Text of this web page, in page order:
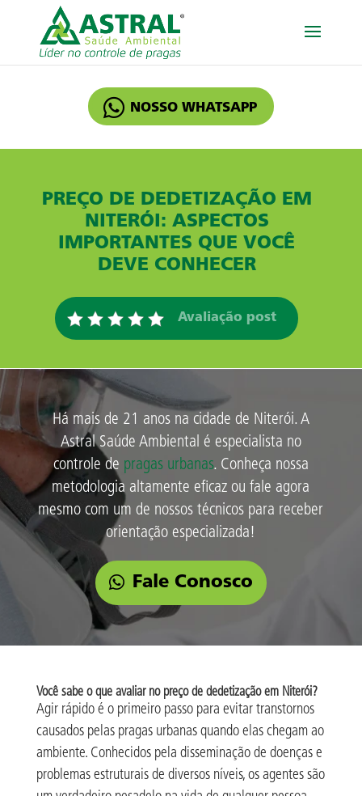
NOSSO WHATSAPP
PREÇO DE DEDETIZAÇÃO EM
NITERÓI: ASPECTOS
IMPORTANTES QUE VOCÊ
DEVE CONHECER
Avaliação post
Há mais de 21 anos na cidade de Niterói. A
Astral Saúde Ambiental é especialista no
controle de pragas urbanas. Conheça nossa
metodologia altamente eficaz ou fale agora
mesmo com um de nossos técnicos para receber
orientação especializada!
Fale Conosco
Você sabe o que avaliar no preço de dedetização em Niterói?
Agir rápido é o primeiro passo para evitar transtornos
causados pelas pragas urbanas quando elas chegam ao
ambiente. Conhecidos pela disseminação de doenças e
problemas estruturais de diversos níveis, os agentes são